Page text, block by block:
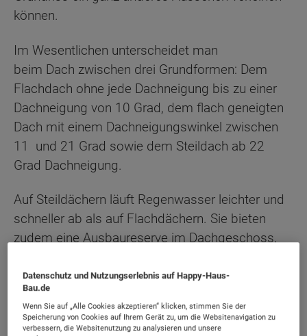
können.
Im Wesentlichen unterscheidet man
beim Dach zwischen drei Grundformen: Dem
Flachdach ohne jede Dachneigung bis zu einer
Dachneigung von 10 Grad, dem flach geneigten
Dach mit einem Dachneigungswinkel zwischen
11 und 21 Grad sowie dem Steildach ab 22
Grad Dachneigung.
Auf Steildächern läuft Regenwasser leichter und
schneller ab als auf Flachdächern. Sie bieten
zudem eine Ausbaureserve im Dachgeschoss,
vonEinfamilienhäuserngenutzt werden.
Zu den Steildächern gehören das Satteldach mit
zwei gleich großen Dachflächen, das Walmdach
Datenschutz und Nutzungserlebnis auf Happy-Haus-
Bau.de
Wenn Sie auf „Alle Cookies akzeptieren“ klicken, stimmen Sie der
Speicherung von Cookies auf Ihrem Gerät zu, um die Websitenavigation zu
verbessern, die Websitenutzung zu analysieren und unsere